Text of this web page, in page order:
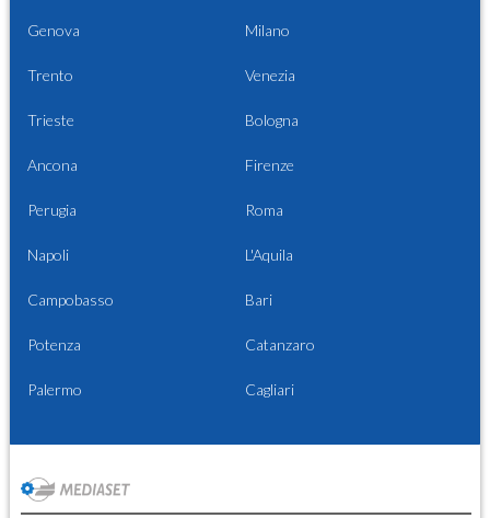
Genova Milano
Trento Venezia
Trieste Bologna
Ancona Firenze
Perugia Roma
Napoli L'Aquila
Campobasso Bari
Potenza Catanzaro
Palermo Cagliari